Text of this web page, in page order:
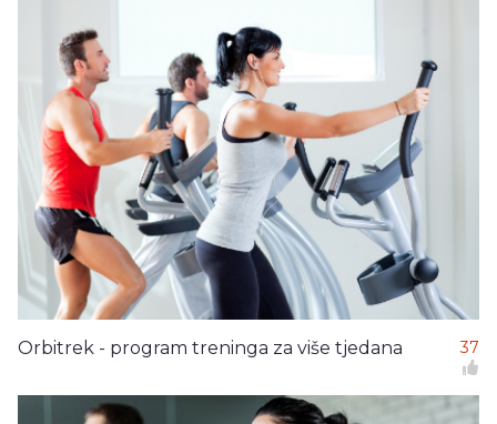
Orbitrek - program treninga za više tjedana 37